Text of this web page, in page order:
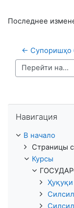
Последнее
← Супоришҳо
Перейти на...
Навигация
В начало
Страницы
Курсы